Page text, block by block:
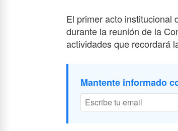
El primer acto institucional
durante la reunión de la
actividades que recordará
Mantente informado